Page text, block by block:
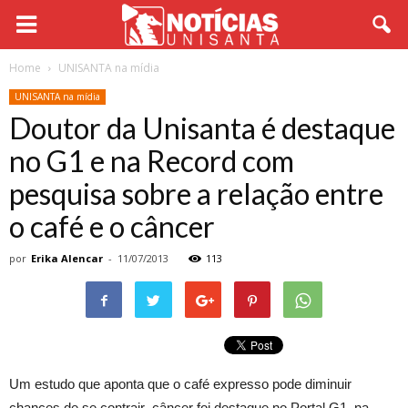
Home UNISANTA na mídia
UNISANTA na mídia
Doutor da Unisanta é destaque
no G1 e na Record com
pesquisa sobre a relação entre
o café e o câncer
por Erika Alencar - 11/07/2013 113
Um estudo que aponta que o café expresso pode diminuir